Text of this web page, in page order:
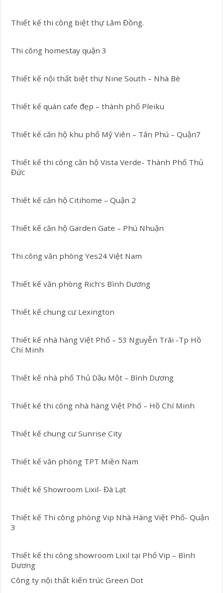
Thiết kế thi công biệt thự Lâm Đồng.
Thi công homestay quận 3
Thiết kế nội thất biệt thự Nine South – Nhà Bè
Thiết kế quán cafe đẹp – thành phố Pleiku
Thiết kế căn hộ khu phố Mỹ Viên – Tân Phú – Quận7
Thiết kế thi công căn hộ Vista Verde- Thành Phố Thủ
Đức
Thiết kế căn hộ Citihome – Quận 2
Thiết kế căn hộ Garden Gate – Phú Nhuận
Thi công văn phòng Yes24 Việt Nam
Thiết kế văn phòng Rich’s Bình Dương
Thiết kế chung cư Lexington
Thiết kế nhà hàng Việt Phố – 53 Nguyễn Trãi -Tp Hồ
Chí Minh
Thiết kế nhà phố Thủ Dầu Một – Bình Dương
Thiết kế thi công nhà hàng Việt Phố – Hồ Chí Minh
Thiết kế chung cư Sunrise City
Thiết kế văn phòng TPT Miền Nam
Thiết kế Showroom Lixil- Đà Lạt
Thiết kế Thi công phòng Vip Nhà Hàng Việt Phố- Quận
3
Thiết kế thi công showroom Lixil tại Phố Vip – Bình
Dương
Công ty nội thất kiến trúc Green Dot